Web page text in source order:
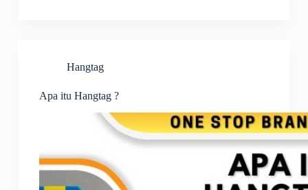
Hangtag
Apa itu Hangtag ?